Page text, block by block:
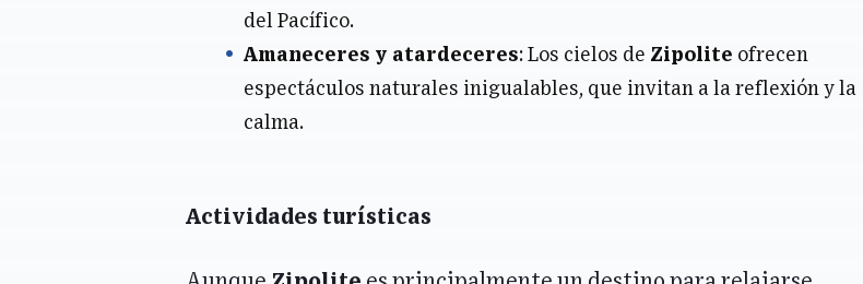
del Pacífico.
Amaneceres y atardeceres: Los cielos de Zipolite ofrecen
espectáculos naturales inigualables, que invitan a la reflexión y la
calma.
Actividades turísticas